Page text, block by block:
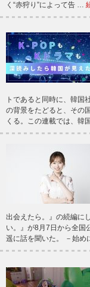
く“赤狩り”によって告 …
トであると同時に、韓国
の背景をたどると、その
くる。この連載では、韓
出会えたら。』の続編に
い。』が8月7日から全国
遥に話を聞いた。 －始